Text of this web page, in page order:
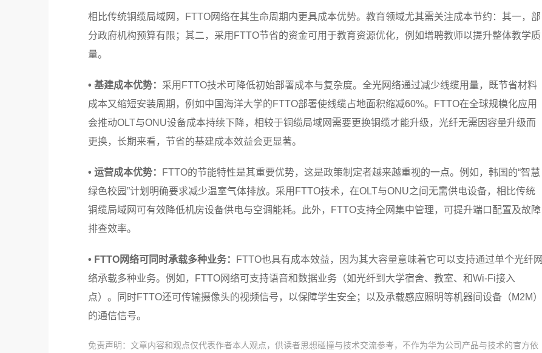
相比传统铜缆局域网，FTTO网络在其生命周期内更具成本优势。教育领域尤其需关注成本节约：其一，部
分政府机构预算有限；其二，采用FTTO节省的资金可用于教育资源优化，例如增聘教师以提升整体教学质
量。
• 基建成本优势： 采用FTTO技术可降低初始部署成本与复杂度。全光网络通过减少线缆用量，既节省材料
成本又缩短安装周期，例如中国海洋大学的FTTO部署使线缆占地面积缩减60%。FTTO在全球规模化应用
会推动OLT与ONU设备成本持续下降，相较于铜缆局域网需要更换铜缆才能升级，光纤无需因容量升级而
更换，长期来看，节省的基建成本效益会更显著。
• 运营成本优势：
FTTO的节能特性是其重要优势，这是政策制定者越来越重视的一点。例如，韩国的“智慧
绿色校园”计划明确要求减少温室气体排放。采用FTTO技术，在OLT与ONU之间无需供电设备，相比传统
铜缆局域网可有效降低机房设备供电与空调能耗。此外，FTTO支持全网集中管理，可提升端口配置及故障
排查效率。
• FTTO网络可同时承载多种业务：
FTTO也具有成本效益，因为其大容量意味着它可以支持通过单个光纤网
络承载多种业务。例如，FTTO网络可支持语音和数据业务（如光纤到大学宿舍、教室、和Wi-Fi接入
点）。同时FTTO还可传输摄像头的视频信号，以保障学生安全；以及承载感应照明等机器间设备（M2M）
的通信信号。
免责声明：文章内容和观点仅代表作者本人观点，供读者思想碰撞与技术交流参考，不作为华为公司产品与技术的官方依